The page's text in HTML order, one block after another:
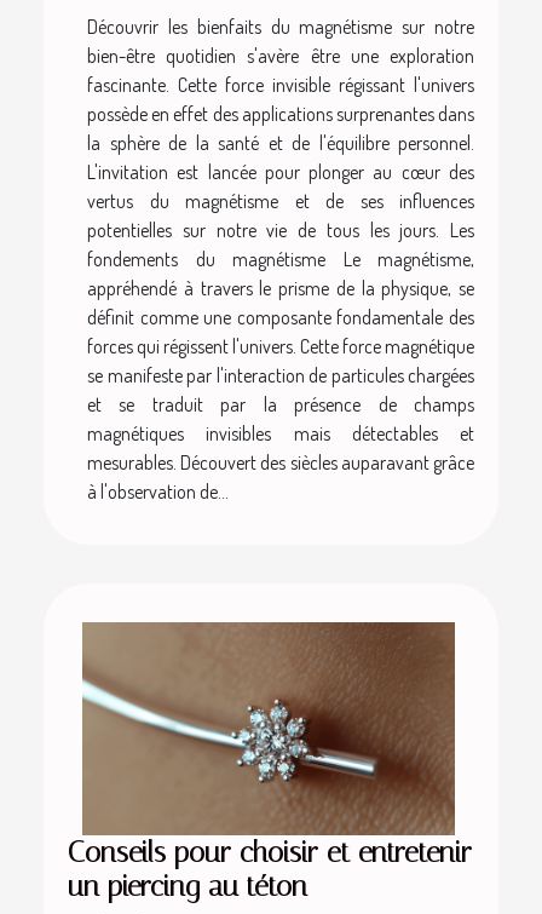
Découvrir les bienfaits du magnétisme sur notre
bien-être quotidien s'avère être une exploration
fascinante. Cette force invisible régissant l'univers
possède en effet des applications surprenantes dans
la sphère de la santé et de l'équilibre personnel.
L'invitation est lancée pour plonger au cœur des
vertus du magnétisme et de ses influences
potentielles sur notre vie de tous les jours. Les
fondements du magnétisme Le magnétisme,
appréhendé à travers le prisme de la physique, se
définit comme une composante fondamentale des
forces qui régissent l'univers. Cette force magnétique
se manifeste par l'interaction de particules chargées
et se traduit par la présence de champs
magnétiques invisibles mais détectables et
mesurables. Découvert des siècles auparavant grâce
à l'observation de...
Conseils pour choisir et entretenir
un piercing au téton